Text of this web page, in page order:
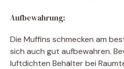
Aufbewahrung:
Die Muffins schmecken am
sich auch gut aufbewahren.
luftdichten Behälter bei